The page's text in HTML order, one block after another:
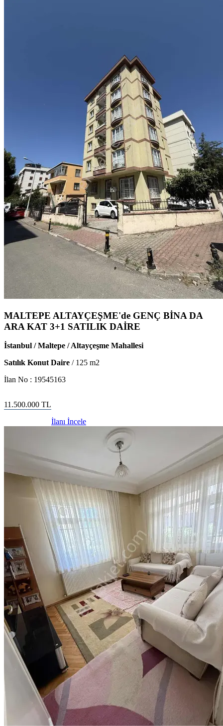
MALTEPE ALTAYÇEŞME'de GENÇ BİNA DA
ARA KAT 3+1 SATILIK DAİRE
İstanbul / Maltepe / Altayçeşme Mahallesi
Satılık Konut Daire / 125 m2
İlan No : 19545163
11.500.000 TL
İlanı İncele